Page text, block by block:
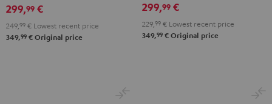
299,99 €
249, 99 € Lowest recent price
349,99 € Original price
299,99 €
229, 99 € Lowest recent price
349,99 € Original price